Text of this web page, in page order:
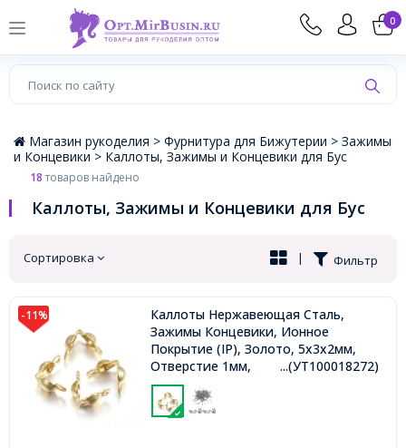
0
×
Магазин рукоделия > Фурнитура для Бижутерии > Зажимы
и Концевики > Каллоты, Зажимы и Концевики для Бус
18товаров найдено
Каллоты, Зажимы и Концевики для Бус
Сортировка Фильтр
|
-11%
Каллоты Нержавеющая Сталь,
Зажимы Концевики, Ионное
Покрытие (IP), Золото, 5х3х2мм,
Отверстие 1мм,
...(УТ100018272)